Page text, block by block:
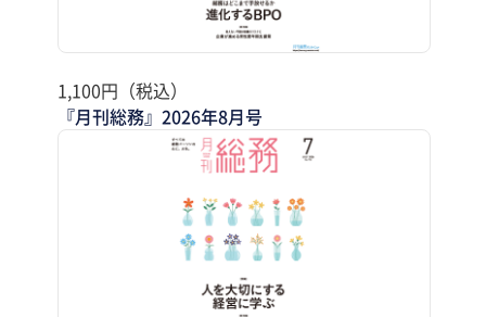
1,100円（税込）
『月刊総務』2026年8月号